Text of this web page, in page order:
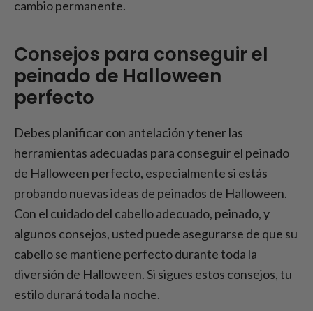
cambio permanente.
Consejos para conseguir el
peinado de Halloween
perfecto
Debes planificar con antelación y tener las
herramientas adecuadas para conseguir el peinado
de Halloween perfecto, especialmente si estás
probando nuevas ideas de peinados de Halloween.
Con el cuidado del cabello adecuado, peinado, y
algunos consejos, usted puede asegurarse de que su
cabello se mantiene perfecto durante toda la
diversión de Halloween. Si sigues estos consejos, tu
estilo durará toda la noche.